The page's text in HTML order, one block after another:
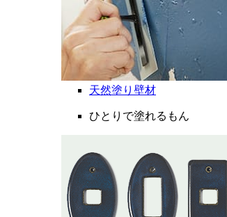
天然塗り壁材
ひとりで塗れるもん